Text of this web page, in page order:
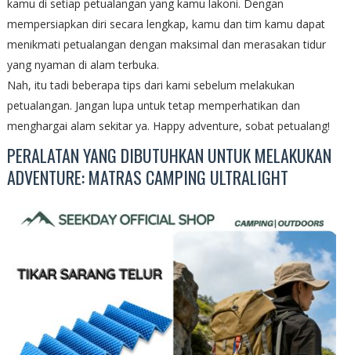
kamu di setiap petualangan yang kamu lakoni. Dengan
mempersiapkan diri secara lengkap, kamu dan tim kamu dapat
menikmati petualangan dengan maksimal dan merasakan tidur
yang nyaman di alam terbuka.
Nah, itu tadi beberapa tips dari kami sebelum melakukan
petualangan. Jangan lupa untuk tetap memperhatikan dan
menghargai alam sekitar ya. Happy adventure, sobat petualang!
PERALATAN YANG DIBUTUHKAN UNTUK MELAKUKAN
ADVENTURE: MATRAS CAMPING ULTRALIGHT